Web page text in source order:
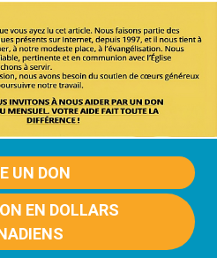
UN DON
EN DOLLARS